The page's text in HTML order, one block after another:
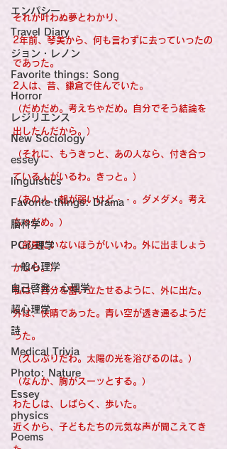
エンパシー
Travel Diary
ジョン・レノン
Favorite things: Song
Horror
レジリエンス
New Sociology
essey
linguistics
Favorite things: Drama
脳科学
PC心理学
一般心理学
自己啓発・心理学
超心理学
詩
Medical Trivia
Photo: Nature
Essey
physics
Poems
それが叶わぬ夢とわかり、
2年前、琴美から、何も言わずに去っていったの
であった。
2人は、昔、鎌倉で住んでいた。
（だめだめ。考えちゃだめ。自分でそう結論を
出したんだから。）
（それに、もうきっと、あの人なら、付き合っ
ている人がいるわ。きっと。）
（あの人、朝が弱いけど・・。ダメダメ。考え
ちゃだめ。）
（部屋にいないほうがいいわ。外に出ましょう
かしら。）
私は、自分を奮い立たせるように、外に出た。
外は、快晴であった。青い空が透き通るようだ
った。
（久しぶりだわ。太陽の光を浴びるのは。）
（なんか、胸がスーッとする。）
わたしは、しばらく、歩いた。
近くから、子どもたちの元気な声が聞こえてき